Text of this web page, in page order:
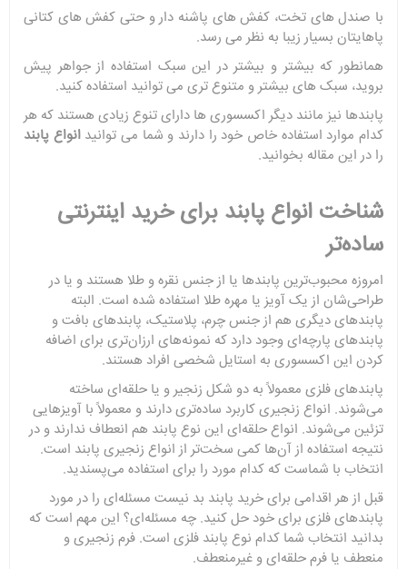
با صندل های تخت، کفش های پاشنه دار و حتی کفش های کتانی
پاهایتان بسیار زیبا به نظر می رسد.
همانطور که بیشتر و بیشتر در این سبک استفاده از جواهر پیش
بروید، سبک های بیشتر و متنوع تری می توانید استفاده کنید.
پابندها نیز مانند دیگر اکسسوری ها دارای تنوع زیادی هستند که هر
کدام موارد استفاده خاص خود را دارند و شما می توانید انواع پابند
را در این مقاله بخوانید.
شناخت انواع پابند برای خرید اینترنتی
ساده‌تر
امروزه محبوب‌ترین پابندها یا از جنس نقره و طلا هستند و یا در
طراحی‌شان از یک آویز یا مهره طلا استفاده شده است. البته
پابندهای دیگری هم از جنس چرم، پلاستیک، پابندهای بافت و
پابندهای پارچه‌ای وجود دارد که نمونه‌های ارزان‌تری برای اضافه
کردن این اکسسوری به استایل شخصی افراد هستند.
پابندهای فلزی معمولاً به دو شکل زنجیر و یا حلقه‌ای ساخته
می‌شوند. انواع زنجیری کاربرد ساده‌تری دارند و معمولاً با آویزهایی
تزئین می‌شوند. انواع حلقه‌ای این نوع پابند هم انعطاف ندارند و در
نتیجه استفاده از آن‌ها کمی سخت‌تر از انواع زنجیری پابند است.
انتخاب با شماست که کدام مورد را برای استفاده می‌پسندید.
قبل از هر اقدامی برای خرید پابند بد نیست مسئله‌ای را در مورد
پابندهای فلزی برای خود حل کنید. چه مسئله‌ای؟ این مهم است که
بدانید انتخاب شما کدام نوع پابند فلزی است. فرم زنجیری و
منعطف یا فرم حلقه‌ای و غیرمنعطف.